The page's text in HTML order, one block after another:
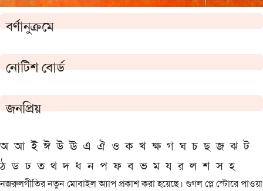
বর্ণানুক্রমে
নোটিশ বোর্ড
জনপ্রিয়
অ আ ই ঈ উ ঊ এ ঐ ও ক খ ক্ষ গ ঘ চ ছ জ ঝ ট
ঠ ড ঢ ত থ দ ধ ন প ফ ব ভ ম য র ল শ স হ
নজরুলগীতির নতুন মোবাইল অ্যাপ প্রকাশ করা হয়েছে। গুগল প্লে স্টোরে পাওয়া